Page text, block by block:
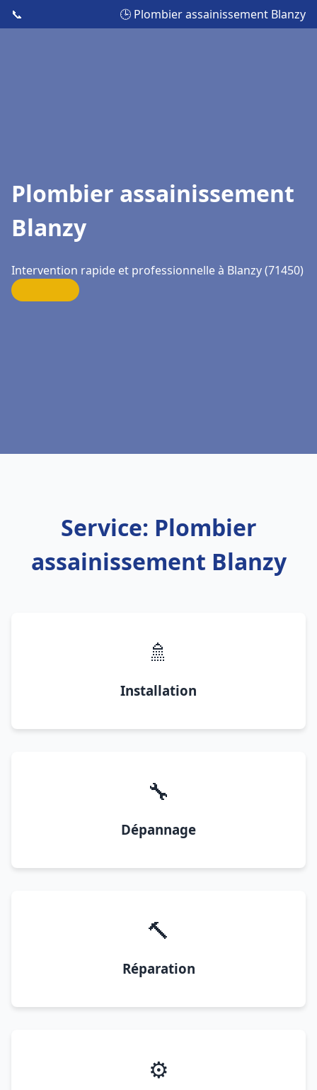
📞 🕒 Plombier assainissement Blanzy
Plombier assainissement
Blanzy
Intervention rapide et professionnelle à Blanzy (71450)
Service: Plombier
assainissement Blanzy
🚿
Installation
🔧
Dépannage
🔨
Réparation
⚙️